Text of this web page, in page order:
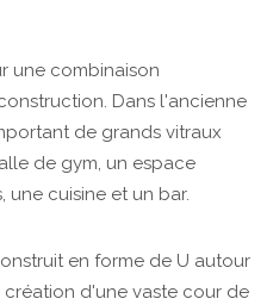
une combinaison
Dans l'ancienne
de grands vitraux
de gym, un espace
une cuisine et un bar.
en forme de U autour
d'une vaste cour de